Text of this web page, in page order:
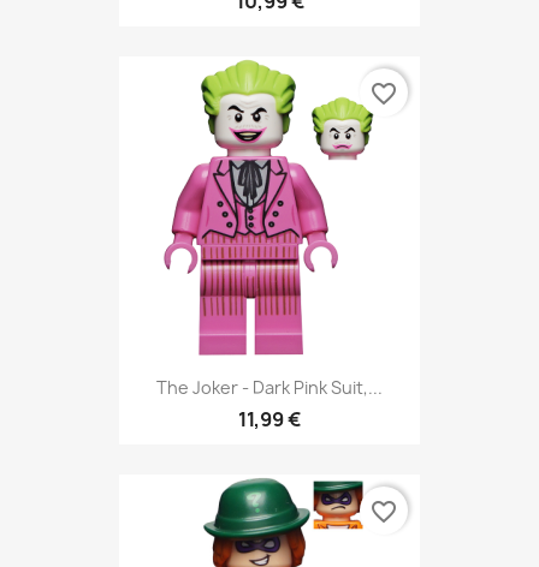
The Joker - Dark Pink Suit,...
11,99 €
favorite_border
favorite_border